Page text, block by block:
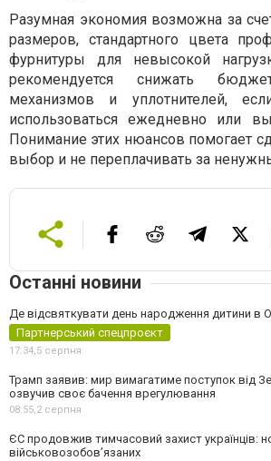
Разумная экономия возможна за
размеров, стандартного цвета
фурнитуры для невысокой
рекомендуется снижать
механизмов и уплотнителей,
использоваться ежедневно или
Понимание этих нюансов помогает
выбор и не переплачивать за
Останні новини
Де відсвяткувати день народження дитини в
Партнерський спецпроєкт
17:34,5 серпня
Трамп заявив: мир вимагатиме поступок від
озвучив своє бачення врегулювання
08:55,2 серпня
ЄС продовжив тимчасовий захист українців:
військовозобов’язаних